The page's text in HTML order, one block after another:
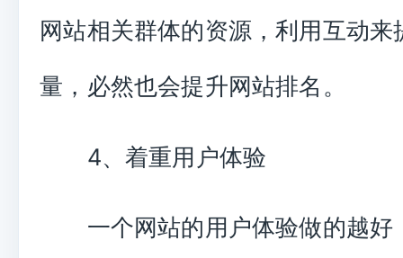
网站相关群体的资源，利用互动来
量，必然也会提升网站排名。
4、着重用户体验
一个网站的用户体验做的越好